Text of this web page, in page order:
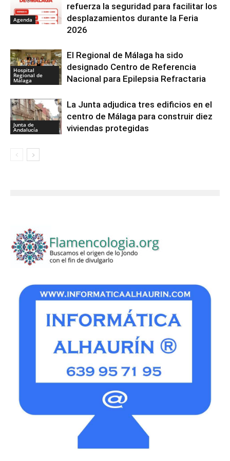
Agenda
refuerza la seguridad para facilitar los
desplazamientos durante la Feria
2026
Hospital
Regional de
Málaga
El Regional de Málaga ha sido
designado Centro de Referencia
Nacional para Epilepsia Refractaria
Junta de
Andalucía
La Junta adjudica tres edificios en el
centro de Málaga para construir diez
viviendas protegidas